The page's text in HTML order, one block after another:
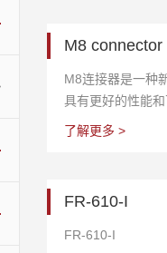
M8 connector
M8连接器是一种
具有更好的性能
以与任何IC兼容
了解更多 >
FR-610-I
FR-610-I